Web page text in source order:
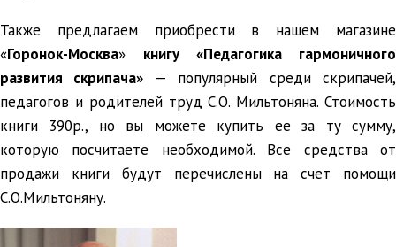
Также предлагаем приобрести в нашем магазине
«Горонок-Москва» книгу «Педагогика гармоничного
развития скрипача» — популярный среди скрипачей,
педагогов и родителей труд С.О. Мильтоняна. Стоимость
книги 390р., но вы можете купить ее за ту сумму,
которую посчитаете необходимой. Все средства от
продажи книги будут перечислены на счет помощи
С.О.Мильтоняну.